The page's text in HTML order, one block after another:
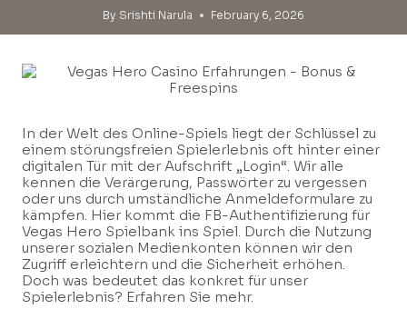
By Srishti Narula February 6, 2026
In der Welt des Online-Spiels liegt der Schlüssel zu
einem störungsfreien Spielerlebnis oft hinter einer
digitalen Tür mit der Aufschrift „Login“. Wir alle
kennen die Verärgerung, Passwörter zu vergessen
oder uns durch umständliche Anmeldeformulare zu
kämpfen. Hier kommt die FB-Authentifizierung für
Vegas Hero Spielbank ins Spiel. Durch die Nutzung
unserer sozialen Medienkonten können wir den
Zugriff erleichtern und die Sicherheit erhöhen.
Doch was bedeutet das konkret für unser
Spielerlebnis? Erfahren Sie mehr.